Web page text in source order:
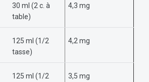
30 ml (2 c. à
table)
4,3 mg
125 ml (1/2
tasse)
4,2 mg
125 ml (1/2
3,5 mg